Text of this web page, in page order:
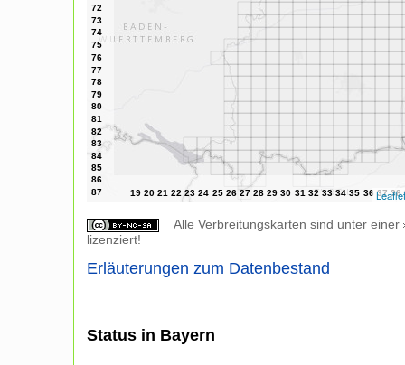
Leaflet
Alle Verbreitungskarten sind unter einer
lizenziert!
Erläuterungen zum Datenbestand
Status in Bayern